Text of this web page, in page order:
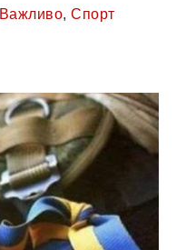
Важливо, Спорт